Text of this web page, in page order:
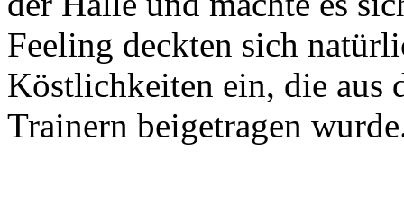
Feeling deckten sich
Köstlichkeiten ein, die aus
Trainern beigetragen